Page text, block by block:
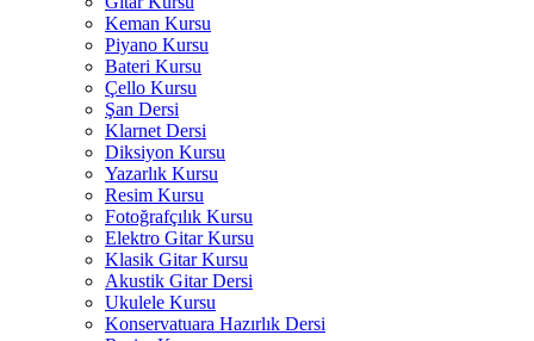
Keman Kursu
Piyano Kursu
Bateri Kursu
Çello Kursu
Şan Dersi
Klarnet Dersi
Diksiyon Kursu
Yazarlık Kursu
Resim Kursu
Fotoğrafçılık Kursu
Elektro Gitar Kursu
Klasik Gitar Kursu
Akustik Gitar Dersi
Ukulele Kursu
Konservatuara Hazırlık Dersi